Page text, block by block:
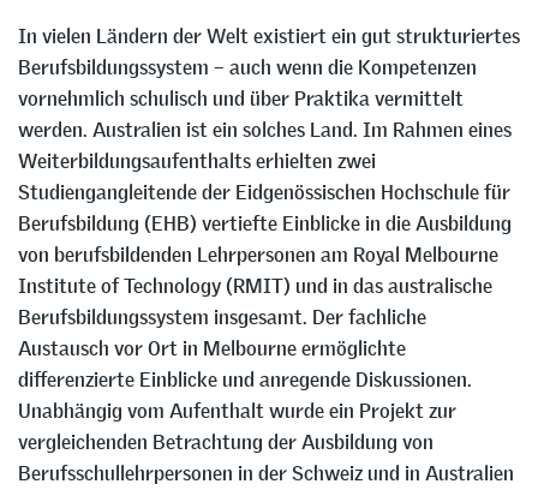
In vielen Ländern der Welt existiert ein gut strukturiertes
Berufsbildungssystem – auch wenn die Kompetenzen
vornehmlich schulisch und über Praktika vermittelt
werden. Australien ist ein solches Land. Im Rahmen eines
Weiterbildungsaufenthalts erhielten zwei
Studiengangleitende der Eidgenössischen Hochschule für
Berufsbildung (EHB) vertiefte Einblicke in die Ausbildung
von berufsbildenden Lehrpersonen am Royal Melbourne
Institute of Technology (RMIT) und in das australische
Berufsbildungssystem insgesamt. Der fachliche
Austausch vor Ort in Melbourne ermöglichte
differenzierte Einblicke und anregende Diskussionen.
Unabhängig vom Aufenthalt wurde ein Projekt zur
vergleichenden Betrachtung der Ausbildung von
Berufsschullehrpersonen in der Schweiz und in Australien